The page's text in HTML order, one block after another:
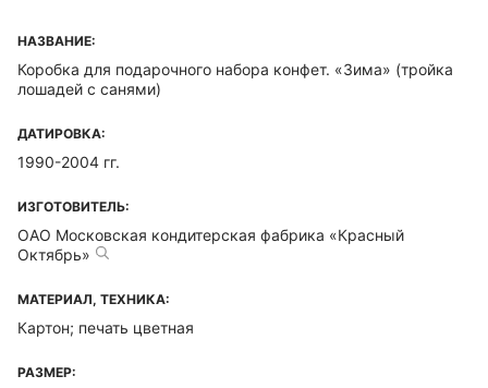
НАЗВАНИЕ:
Коробка для подарочного набора конфет. «Зима» (тройка
лошадей с санями)
ДАТИРОВКА:
1990-2004 гг.
ИЗГОТОВИТЕЛЬ:
ОАО Московская кондитерская фабрика «Красный
Октябрь»
МАТЕРИАЛ, ТЕХНИКА:
Картон; печать цветная
РАЗМЕР: